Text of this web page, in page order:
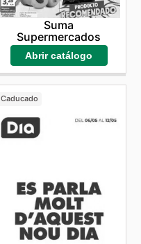
Suma
Supermercados
Abrir catálogo
Caducado